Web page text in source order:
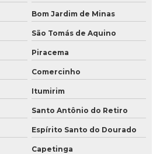
Bom Jardim de Minas
São Tomás de Aquino
Piracema
Comercinho
Itumirim
Santo Antônio do Retiro
Espírito Santo do Dourado
Capetinga